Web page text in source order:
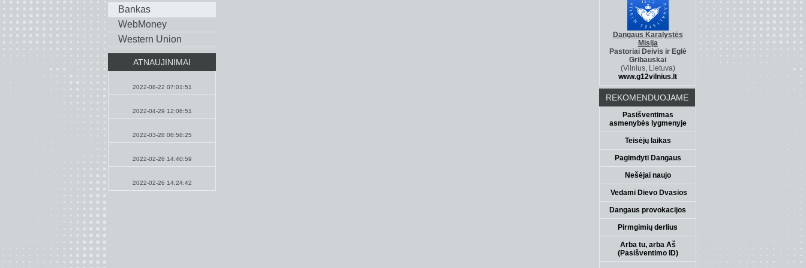
Bankas
WebMoney
Western Union
ATNAUJINIMAI
2022-08-22 07:01:51
2022-04-29 12:06:51
2022-03-28 08:58:25
2022-02-26 14:40:59
2022-02-26 14:24:42
Dangaus Karalystės
Misija
Pastoriai Deivis ir Eglė
Gribauskai
(Vilnius, Lietuva)
www.g12vilnius.lt
REKOMENDUOJAME
Pasišventimas
asmenybės lygmenyje
Teisėjų laikas
Pagimdyti Dangaus
Nešėjai naujo
Vedami Dievo Dvasios
Dangaus provokacijos
Pirmgimių derlius
Arba tu, arba Aš
(Pasišventimo ID)